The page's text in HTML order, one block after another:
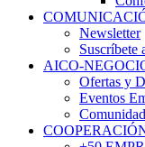
Newsletter
Suscríbete
AICO-
Ofertas y
Eventos